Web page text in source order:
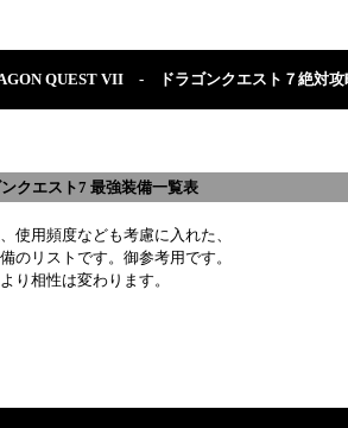
QUEST VII - ドラゴンクエスト７絶対攻
ンクエスト7 最強装備一覧表
使用頻度なども考慮に入れた、
のリストです。御参考用です。
り相性は変わります。